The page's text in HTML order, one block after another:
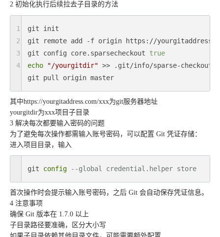
2 初始化执行后续拉去子目录的方法
git init
git remote add -f origin https://
git config core.sparsecheckout true
echo
"/yourgitdir" >> .git/info/sparse-checkout
git pull origin master
1
2
3
4
其中https://yourgitaddress.com/xxx为git服务器地址
yourgitdir为xxx项目子目录
3 解决每次都要输入密码的问题
为了避免每次操作都需输入账号密码，可以配置 Git 凭证存储：
进入项目目录，输入
git config --global credential.helper store
首次操作时会提示输入账号密码，之后 Git 会自动保存凭证信息。
4 注意事项
确保 Git 版本在 1.7.0 以上
子目录路径要准确，区分大小写